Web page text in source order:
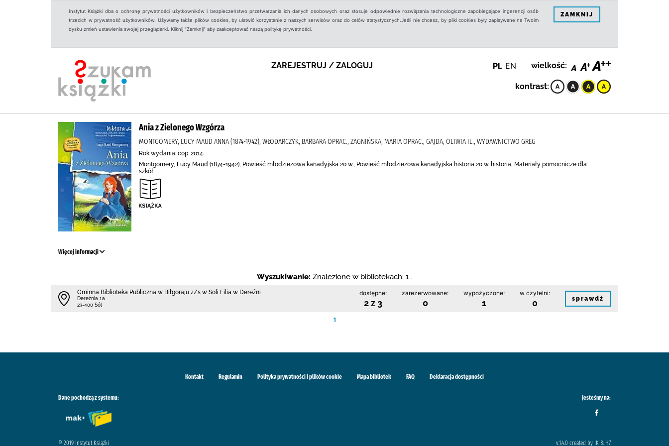
Instytut Książki dba o ochronę prywatności użytkowników i bezpieczeństwo przetwarzania ich danych osobowych oraz stosuje odpowiednie rozwiązania technologiczne zapobiegające ingerencji osób
trzecich w prywatność użytkowników. Używamy także plików cookies, by ułatwić korzystanie z naszych serwisów oraz do celów statystycznych.Jeśli nie chcesz, by pliki cookies były zapisywane na Twoim
dysku zmień ustawienia swojej przeglądarki. Kliknij "Zamknij" aby zaakceptować naszą politykę prywatności.
ZAMKNIJ
ZAREJESTRUJ / ZALOGUJ PL EN wielkość:
kontrast:
Ania z Zielonego Wzgórza
MONTGOMERY, LUCY MAUD ANNA (1874-1942), WŁODARCZYK, BARBARA OPRAC., ZAGNIŃSKA, MARIA OPRAC., GAJDA, OLIWIA IL., WYDAWNICTWO GREG
Rok wydania: cop. 2014.
Montgomery, Lucy Maud (1874-1942), Powieść młodzieżowa kanadyjska 20 w., Powieść młodzieżowa kanadyjska historia 20 w. historia, Materiały pomocnicze dla
szkół
Więcej informacji
Wyszukiwanie: Znalezione w bibliotekach: 1 .
Gminna Biblioteka Publiczna w Biłgoraju z/s w Soli Filia w Dereźni
Dereźnia 1a
23-400 Sól
dostępne:
2 z 3
zarezerwowane:
0
wypożyczone:
1
w czytelni:
0 sprawdź
1
Kontakt Regulamin Polityka prywatności i plików cookie Mapa bibliotek FAQ Deklaracja dostępności
Dane pochodzą z systemu: Jesteśmy na:
© 2019 Instytut Książki v.1.4.0 created by IK & H7